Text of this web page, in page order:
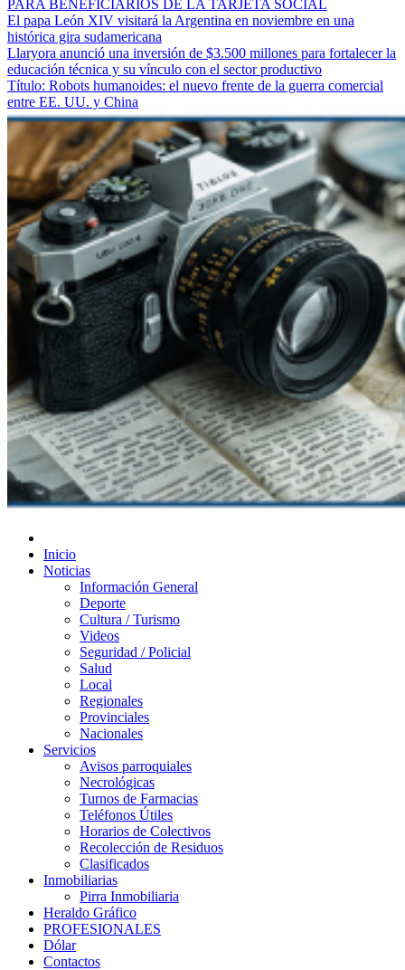
PARA BENEFICIARIOS DE LA TARJETA SOCIAL
El papa León XIV visitará la Argentina en noviembre en una
histórica gira sudamericana
Llaryora anunció una inversión de $3.500 millones para fortalecer la
educación técnica y su vínculo con el sector productivo
Título: Robots humanoides: el nuevo frente de la guerra comercial
entre EE. UU. y China
Diario de Las Varillas
Inicio
Noticias
Información General
Deporte
Cultura / Turismo
Videos
Seguridad / Policial
Salud
Local
Regionales
Provinciales
Nacionales
Servicios
Avisos parroquiales
Necrológicas
Turnos de Farmacias
Teléfonos Útiles
Horarios de Colectivos
Recolección de Residuos
Clasificados
Inmobiliarias
Pirra Inmobiliaria
Heraldo Gráfico
PROFESIONALES
Dólar
Contactos